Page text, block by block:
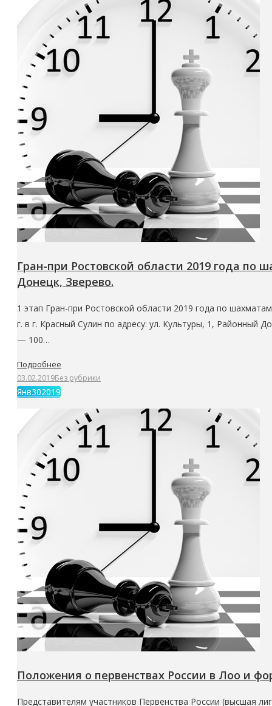
Гран-при Ростовской области 2019 года по
Донецк, Зверево.
1 этап Гран-при Ростовской области 2019 года по
г. в г. Красный Сулин по адресу: ул. Культуры, 1, Районный
— 100…
Подробнее
03.02.2019Без рубрики
Янв302019
Положения о первенствах России в Лоо и
Представителям участников Первенства России (высшая